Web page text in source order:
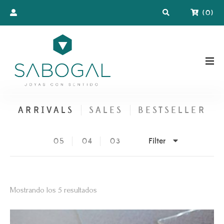
(0)
ARRIVALS SALES BESTSELLER
05 04 03 Filter
Mostrando los 5 resultados